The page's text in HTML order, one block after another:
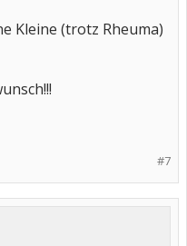
Kleine (trotz Rheuma)
#7